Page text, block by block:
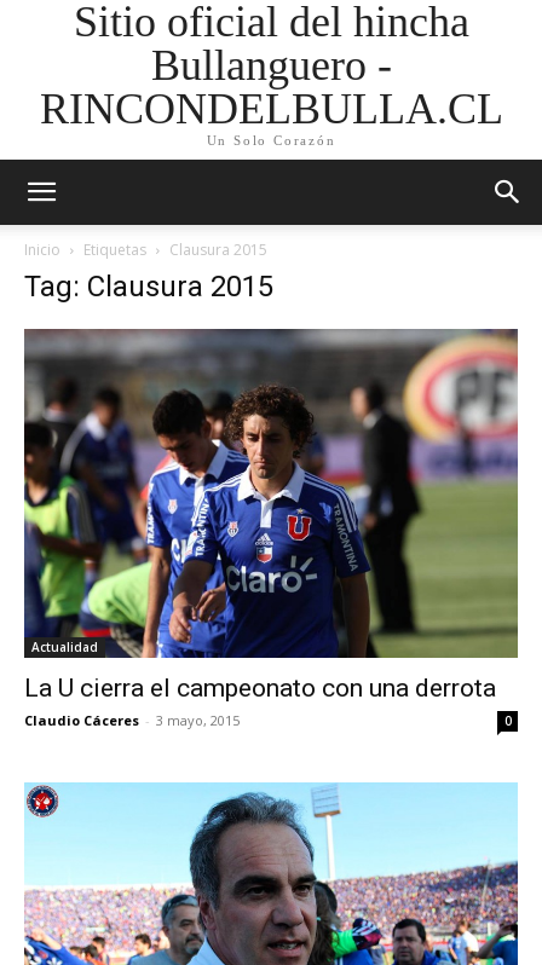
Sitio oficial del hincha
Bullanguero -
RINCONDELBULLA.CL
Un Solo Corazón
Inicio Etiquetas Clausura 2015
Tag: Clausura 2015
Actualidad
La U cierra el campeonato con una derrota
Claudio Cáceres - 3 mayo, 2015 0